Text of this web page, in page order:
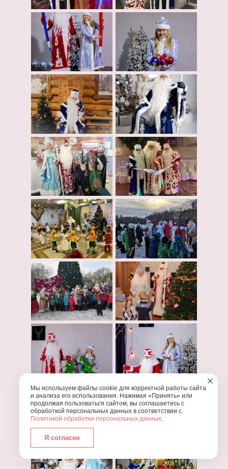
Мы используем файлы cookie для корректной работы сайта
и анализа его использования. Нажимая «Принять» или
продолжая пользоваться сайтом, вы соглашаетесь с
обработкой персональных данных в соответствии с
Политикой обработки персональных данных.
Я согласен